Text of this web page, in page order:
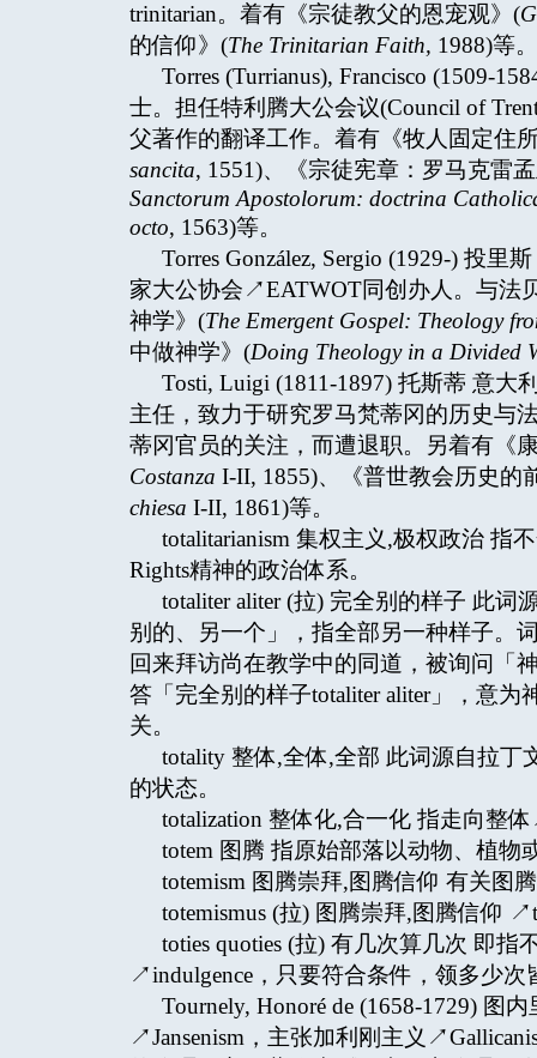
trinitarian。着有《宗徒教父的恩宠观》(
的信仰》(The Trinitarian Faith, 1988)等。
Torres (Turrianus), Francisco (1509-
士。担任特利腾大公会议(Council of
父著作的翻译工作。着有《牧人固定住
sancita, 1551)、《宗徒宪章：罗马克雷
Sanctorum Apostolorum: doctrina
octo, 1563)等。
Torres González, Sergio (1929-) 投
家大公协会↗EATWOT同创办人。与法
神学》(The Emergent Gospel: Theology
中做神学》(Doing Theology in a Divided
Tosti, Luigi (1811-1897) 托斯蒂 意
主任，致力于研究罗马梵蒂冈的历史与
蒂冈官员的关注，而遭退职。另着有《
Costanza I-II, 1855)、《普世教会历史的
chiesa I-II, 1861)等。
totalitarianism 集权主义,极权政治 指
Rights精神的政治体系。
totaliter aliter (拉) 完全别的样子 此词
别的、另一个」，指全部另一种样子。
回来拜访尚在教学中的同道，被询问「
答「完全别的样子totaliter aliter」，意
关。
totality 整体,全体,全部 此词源自拉丁
的状态。
totalization 整体化,合一化 指走向整
totem 图腾 指原始部落以动物、植
totemism 图腾崇拜,图腾信仰 有关图
totemismus (拉) 图腾崇拜,图腾信仰
toties quoties (拉) 有几次算几次 即
↗indulgence，只要符合条件，领多少
Tournely, Honoré de (1658-1729) 图
↗Jansenism，主张加利刚主义